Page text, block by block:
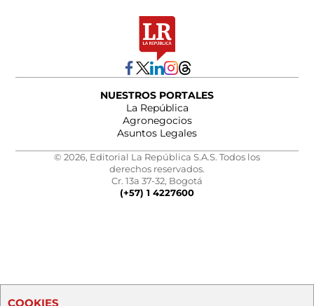
NUESTROS PORTALES
La República
Agronegocios
Asuntos Legales
© 2026, Editorial La República S.A.S. Todos los
derechos reservados.
Cr. 13a 37-32, Bogotá
(+57) 1 4227600
COOKIES